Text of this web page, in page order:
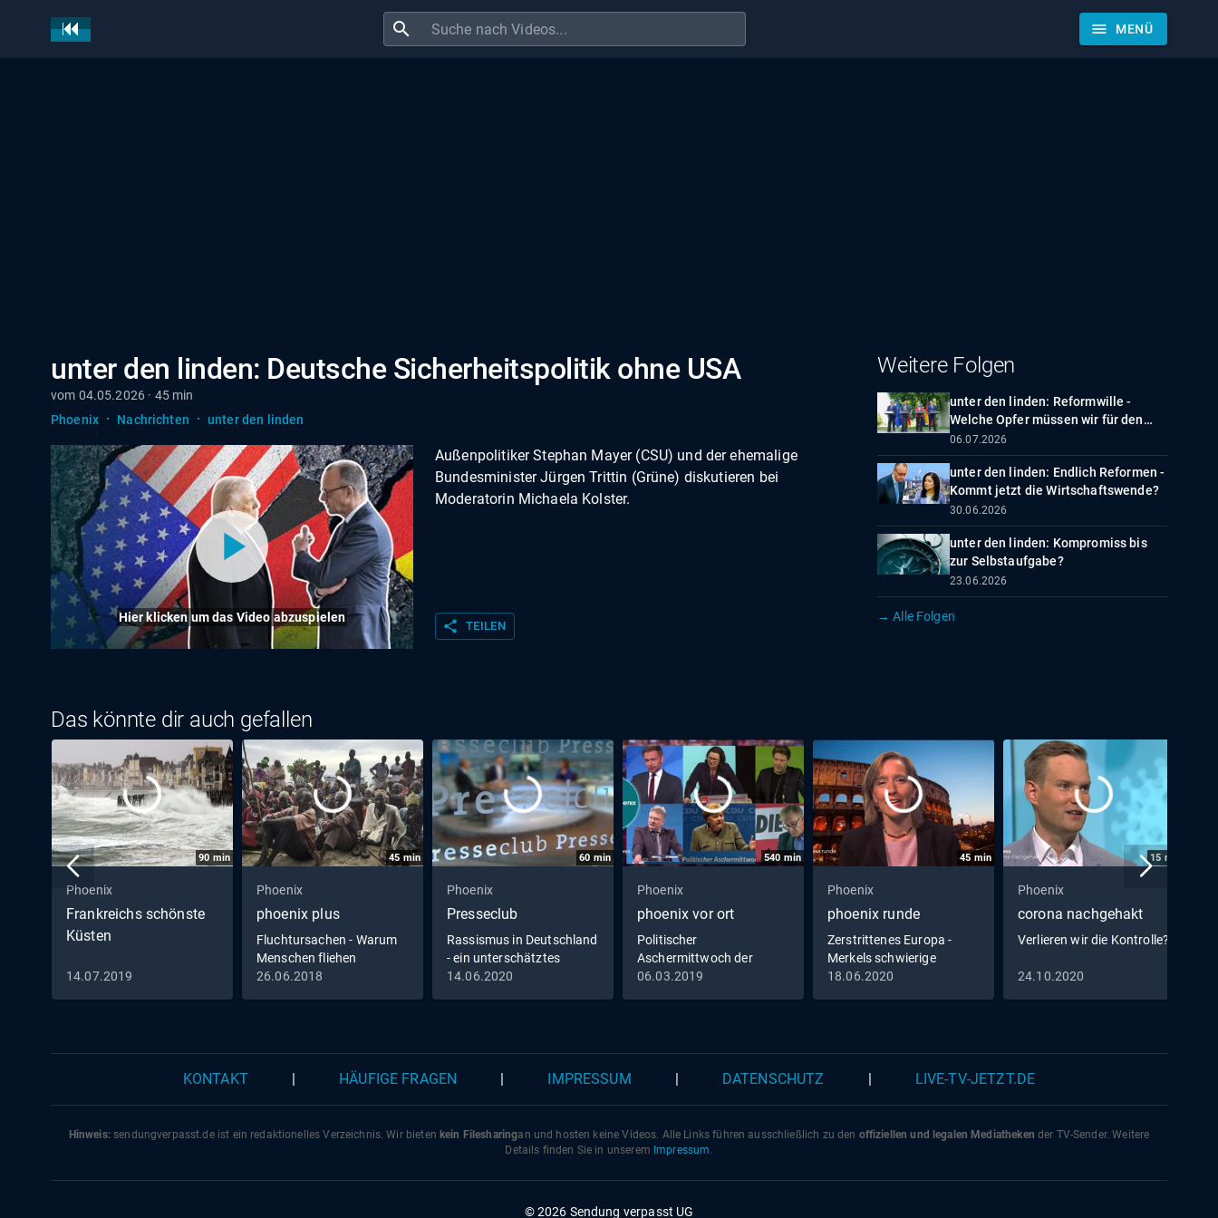
search menu MENÜ
unter den linden: Deutsche Sicherheitspolitik ohne USA
vom 04.05.2026 · 45 min
Phoenix · Nachrichten · unter den linden
Hier klicken um das Video abzuspielen
Außenpolitiker Stephan Mayer (CSU) und der ehemalige
Bundesminister Jürgen Trittin (Grüne) diskutieren bei
Moderatorin Michaela Kolster.
share TEILEN
Weitere Folgen
unter den linden: Reformwille -
Welche Opfer müssen wir für den
Aufschwung bringen?
06.07.2026
unter den linden: Endlich Reformen -
Kommt jetzt die Wirtschaftswende?
30.06.2026
unter den linden: Kompromiss bis
zur Selbstaufgabe?
23.06.2026
→ Alle Folgen
Das könnte dir auch gefallen
90 min
Phoenix
Frankreichs schönste
Küsten
14.07.2019
45 min
Phoenix
phoenix plus
Fluchtursachen - Warum
Menschen fliehen
26.06.2018
60 min
Phoenix
Presseclub
Rassismus in Deutschland
- ein unterschätztes
Problem?
14.06.2020
540 min
Phoenix
phoenix vor ort
Politischer
Aschermittwoch der
Parteien
06.03.2019
45 min
Phoenix
phoenix runde
Zerstrittenes Europa -
Merkels schwierige
Mission
18.06.2020
15 min
Phoenix
corona nachgehakt
Verlieren wir die Kontrolle?
24.10.2020
KONTAKT HÄUFIGE FRAGEN IMPRESSUM DATENSCHUTZ LIVE-TV-JETZT.DE
Hinweis:sendungverpasst.deist ein redaktionelles Verzeichnis. Wir bieten kein Filesharingan und hosten keine Videos. Alle Links führen ausschließlich zu den offiziellen und legalen Mediatheken der TV-Sender. Weitere
Details finden Sie in unserem Impressum.
© 2026 Sendung verpasst UG